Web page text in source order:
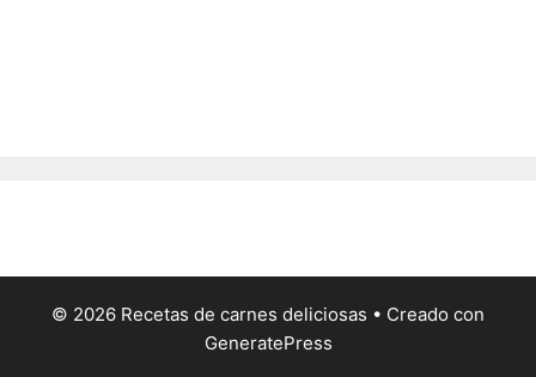
© 2026 Recetas de carnes deliciosas • Creado con
GeneratePress